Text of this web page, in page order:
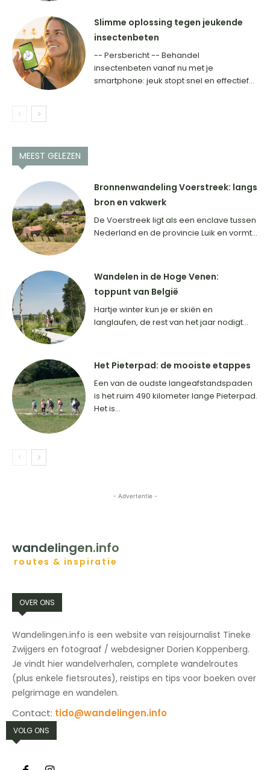
Slimme oplossing tegen jeukende
insectenbeten
-- Persbericht -- Behandel
insectenbeten vanaf nu met je
smartphone: jeuk stopt snel en effectief...
MEEST GELEZEN
Bronnenwandeling Voerstreek: langs
bron en vakwerk
De Voerstreek ligt als een enclave tussen
Nederland en de provincie Luik en vormt...
Wandelen in de Hoge Venen:
toppunt van België
Hartje winter kun je er skiën en
langlaufen, de rest van het jaar nodigt...
Het Pieterpad: de mooiste etappes
Een van de oudste langeafstandspaden
is het ruim 490 kilometer lange Pieterpad.
Het is...
- Advertentie -
wandelingen.info
routes & inspiratie
OVER ONS
Wandelingen.info is een website van reisjournalist Tineke
Zwijgers en fotograaf / webdesigner Dorien Koppenberg.
Je vindt hier wandelverhalen, complete wandelroutes
(plus enkele fietsroutes), reistips en tips voor boeken over
pelgrimage en wandelen.
Contact: tido@wandelingen.info
VOLG ONS